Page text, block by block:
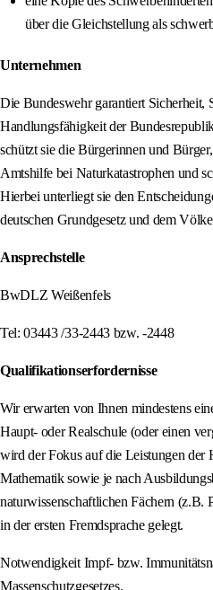
über die Gleichstellung als
Unternehmen
Die Bundeswehr garantiert Sicherheit,
Handlungsfähigkeit der
schützt sie die Bürgerinnen und
Amtshilfe bei Naturkatastrophen und
Hierbei unterliegt sie den
deutschen Grundgesetz und dem
Ansprechstelle
BwDLZ Weißenfels
Tel: 03443 /33-2443 bzw. -2448
Qualifikationserfordernisse
Wir erwarten von Ihnen mindestens
Haupt- oder Realschule (oder einen
wird der Fokus auf die Leistungen der
Mathematik sowie je nach
naturwissenschaftlichen Fächern
in der ersten Fremdsprache gelegt.
Notwendigkeit Impf- bzw.
Massenschutzgesetzes.